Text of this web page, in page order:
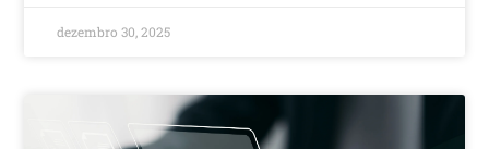
dezembro 30, 2025